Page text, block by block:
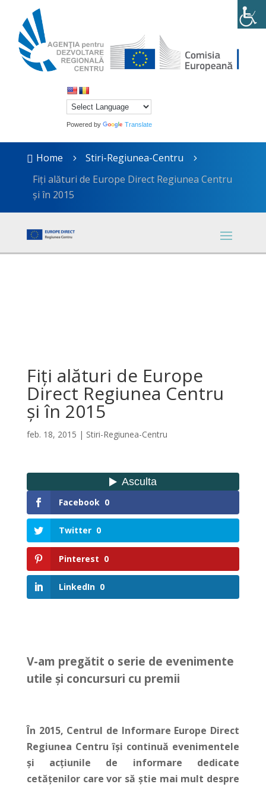
Powered by Translate
 Home 5 Stiri-Regiunea-Centru 5
Fiți alături de Europe Direct Regiunea Centru
şi în 2015
Fiți alături de Europe
Direct Regiunea Centru
şi în 2015
feb. 18, 2015 | Stiri-Regiunea-Centru
Facebook 0
Twitter 0
Pinterest 0
LinkedIn 0
V-am pregătit o serie de evenimente
utile și concursuri cu premii
În 2015, Centrul de Informare Europe Direct
Regiunea Centru își continuă evenimentele
și acțiunile de informare dedicate
cetățenilor care vor să știe mai mult despre